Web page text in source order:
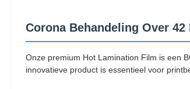
Corona Behandeling Over
Onze premium Hot Lamination Film is een
innovatieve product is essentieel voor